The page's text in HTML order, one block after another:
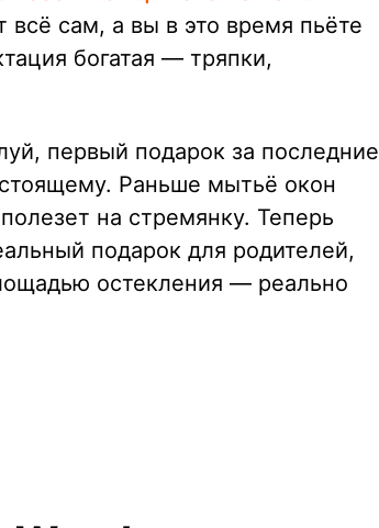
всё сам, а вы в это время пьёте
богатая — тряпки,
первый подарок за последние
Раньше мытьё окон
на стремянку. Теперь
подарок для родителей,
остекления — реально